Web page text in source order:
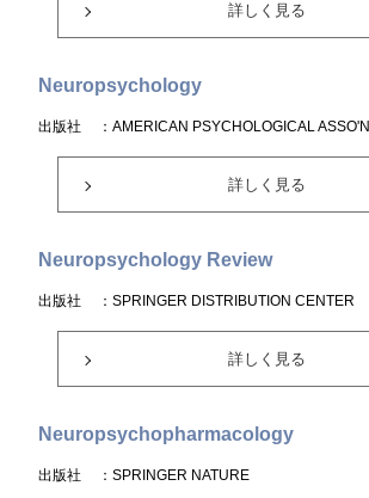
詳しく見る
Neuropsychology
出版社 ：AMERICAN PSYCHOLOGICAL ASSO'N
詳しく見る
Neuropsychology Review
出版社 ：SPRINGER DISTRIBUTION CENTER
詳しく見る
Neuropsychopharmacology
出版社 ：SPRINGER NATURE